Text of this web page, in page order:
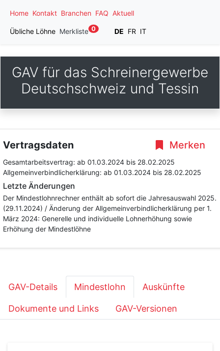
Home Kontakt Branchen FAQ Aktuell
Übliche Löhne Merkliste 0 DE FR IT
GAV für das Schreinergewerbe
Deutschschweiz und Tessin
Merken
Vertragsdaten
Gesamtarbeitsvertrag: ab 01.03.2024 bis 28.02.2025
Allgemeinverbindlicherklärung: ab 01.03.2024 bis 28.02.2025
Letzte Änderungen
Der Mindestlohnrechner enthält ab sofort die Jahresauswahl 2025.
(29.11.2024) / Änderung der Allgemeinverbindlicherklärung per 1.
März 2024: Generelle und individuelle Lohnerhöhung sowie
Erhöhung der Mindestlöhne
GAV-Details Mindestlohn Auskünfte
Dokumente und Links GAV-Versionen